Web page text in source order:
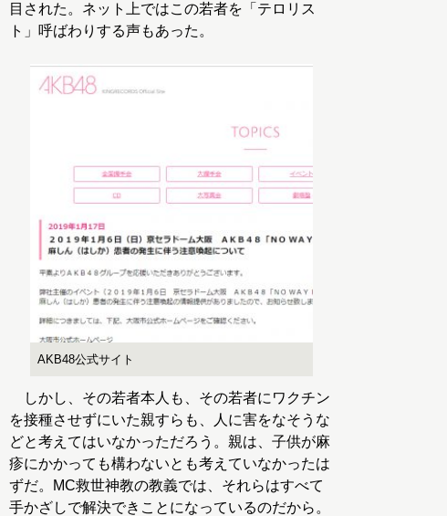
目された。ネット上ではこの若者を「テロリス
ト」呼ばわりする声もあった。
AKB48公式サイト
しかし、その若者本人も、その若者にワクチン
を接種させずにいた親すらも、人に害をなそうな
どと考えてはいなかっただろう。親は、子供が麻
疹にかかっても構わないとも考えていなかったは
ずだ。MC救世神教の教義では、それらはすべて
手かざしで解決できことになっているのだから。